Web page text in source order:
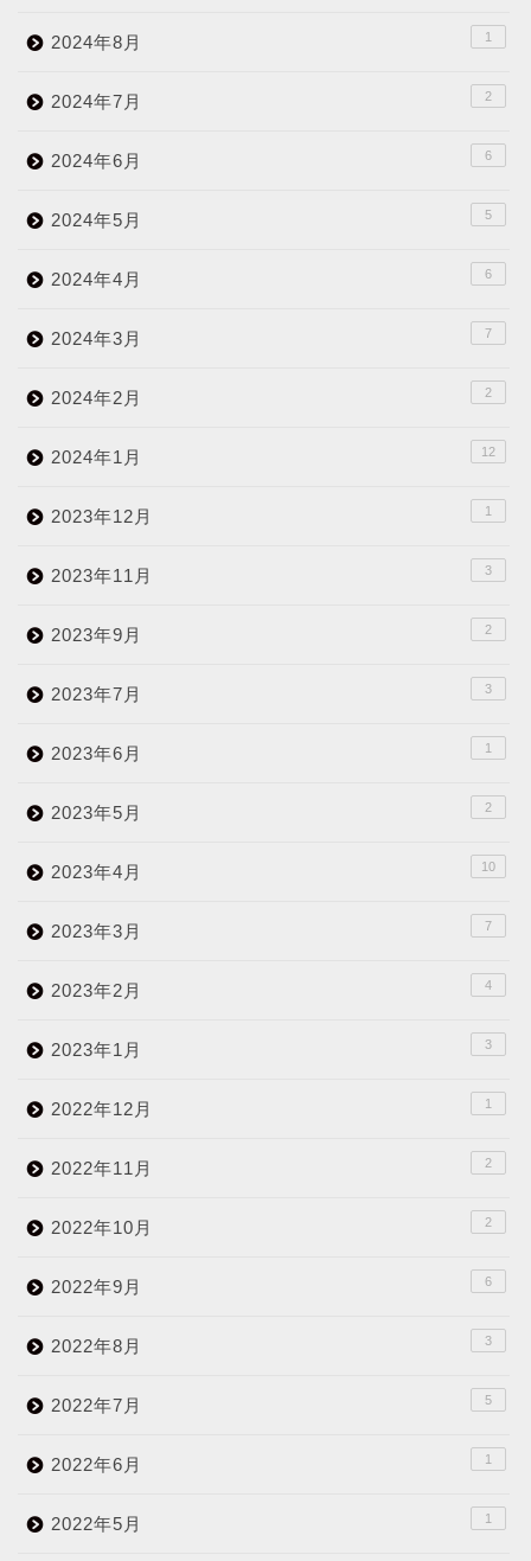
2024年8月 1
2024年7月 2
2024年6月 6
2024年5月 5
2024年4月 6
2024年3月 7
2024年2月 2
2024年1月 12
2023年12月 1
2023年11月 3
2023年9月 2
2023年7月 3
2023年6月 1
2023年5月 2
2023年4月 10
2023年3月 7
2023年2月 4
2023年1月 3
2022年12月 1
2022年11月 2
2022年10月 2
2022年9月 6
2022年8月 3
2022年7月 5
2022年6月 1
2022年5月 1